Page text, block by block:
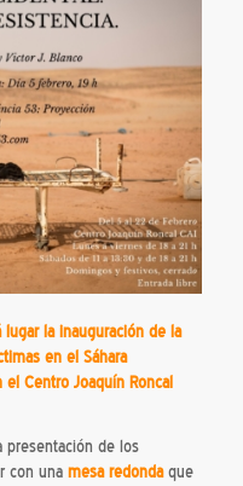
la inauguración de la
en el Sáhara
Centro Joaquín Roncal
presentación de los
con una mesa redondaque